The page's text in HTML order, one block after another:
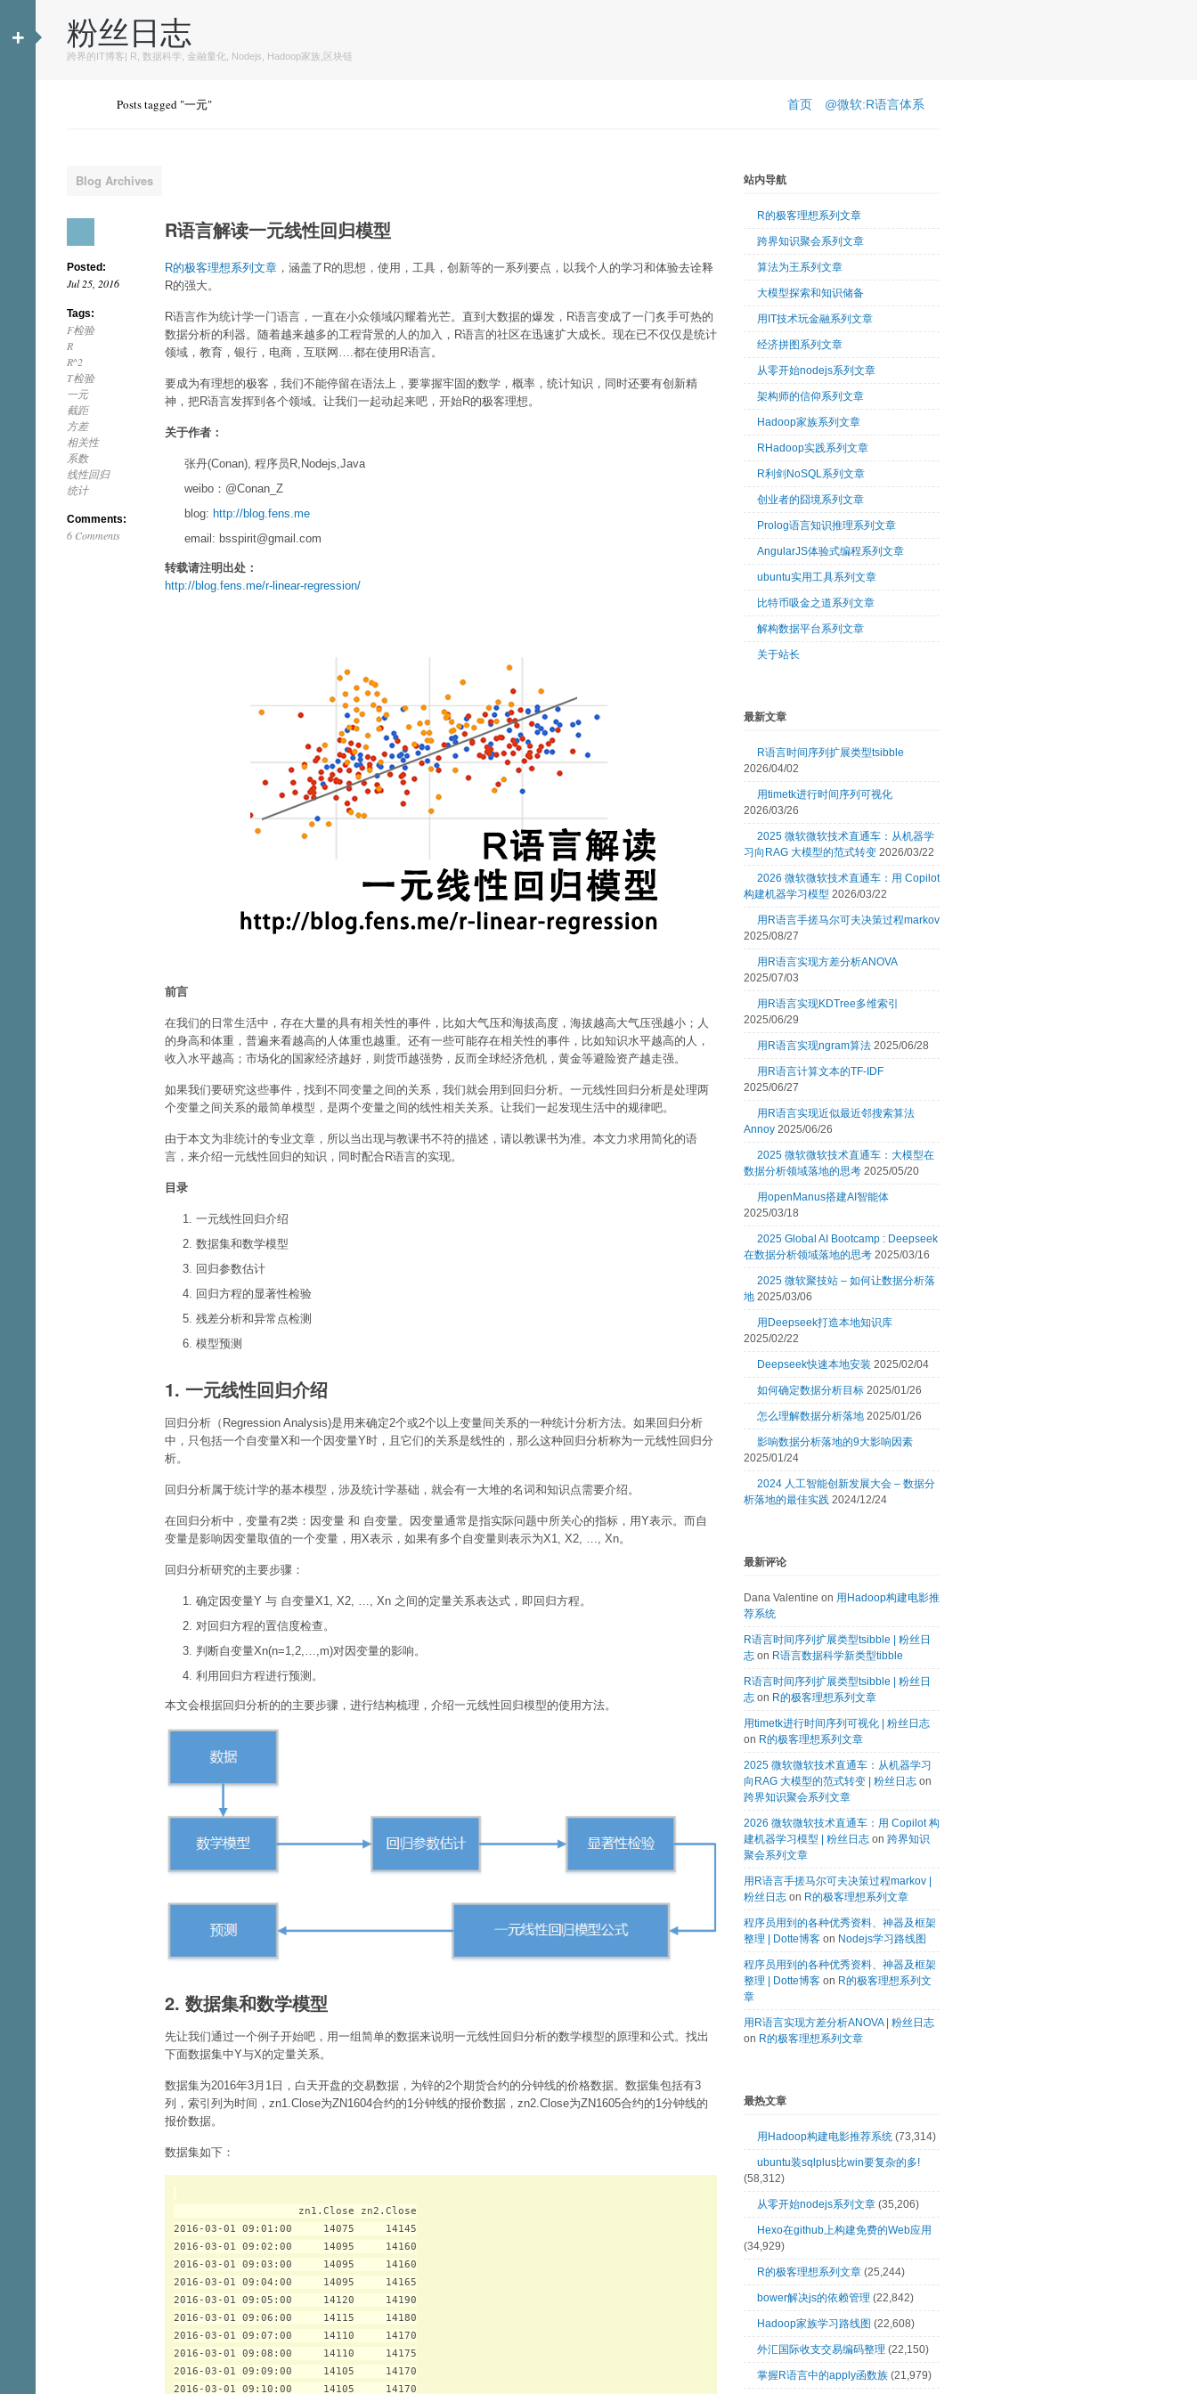
+ 粉丝日志
跨界的IT博客| R, 数据科学, 金融量化, Nodejs, Hadoop家族,区块链
Posts tagged "一元" 首页 @微软:R语言体系
Blog Archives
Posted:
Jul 25, 2016
Tags:
F检验
R
R^2
T检验
一元
截距
方差
相关性
系数
线性回归
统计
Comments:
6 Comments
R语言解读一元线性回归模型
R的极客理想系列文章 ，涵盖了R的思想，使用，工具，创新等的一系列要点，以我个人的学习和体验去诠释
R的强大。
R语言作为统计学一门语言，一直在小众领域闪耀着光芒。直到大数据的爆发，R语言变成了一门炙手可热的
数据分析的利器。随着越来越多的工程背景的人的加入，R语言的社区在迅速扩大成长。现在已不仅仅是统计
领域，教育，银行，电商，互联网….都在使用R语言。
要成为有理想的极客，我们不能停留在语法上，要掌握牢固的数学，概率，统计知识，同时还要有创新精
神，把R语言发挥到各个领域。让我们一起动起来吧，开始R的极客理想。
关于作者：
张丹(Conan), 程序员R,Nodejs,Java
weibo：@Conan_Z
blog: http://blog.fens.me
email: bsspirit@gmail.com
转载请注明出处：
http://blog.fens.me/r-linear-regression/
前言
在我们的日常生活中，存在大量的具有相关性的事件，比如大气压和海拔高度，海拔越高大气压强越小；人
的身高和体重，普遍来看越高的人体重也越重。还有一些可能存在相关性的事件，比如知识水平越高的人，
收入水平越高；市场化的国家经济越好，则货币越强势，反而全球经济危机，黄金等避险资产越走强。
如果我们要研究这些事件，找到不同变量之间的关系，我们就会用到回归分析。一元线性回归分析是处理两
个变量之间关系的最简单模型，是两个变量之间的线性相关关系。让我们一起发现生活中的规律吧。
由于本文为非统计的专业文章，所以当出现与教课书不符的描述，请以教课书为准。本文力求用简化的语
言，来介绍一元线性回归的知识，同时配合R语言的实现。
目录
一元线性回归介绍
数据集和数学模型
回归参数估计
回归方程的显著性检验
残差分析和异常点检测
模型预测
1. 一元线性回归介绍
回归分析（Regression Analysis)是用来确定2个或2个以上变量间关系的一种统计分析方法。如果回归分析
中，只包括一个自变量X和一个因变量Y时，且它们的关系是线性的，那么这种回归分析称为一元线性回归分
析。
回归分析属于统计学的基本模型，涉及统计学基础，就会有一大堆的名词和知识点需要介绍。
在回归分析中，变量有2类：因变量 和 自变量。因变量通常是指实际问题中所关心的指标，用Y表示。而自
变量是影响因变量取值的一个变量，用X表示，如果有多个自变量则表示为X1, X2, …, Xn。
回归分析研究的主要步骤：
确定因变量Y 与 自变量X1, X2, …, Xn 之间的定量关系表达式，即回归方程。
对回归方程的置信度检查。
判断自变量Xn(n=1,2,…,m)对因变量的影响。
利用回归方程进行预测。
本文会根据回归分析的的主要步骤，进行结构梳理，介绍一元线性回归模型的使用方法。
2. 数据集和数学模型
先让我们通过一个例子开始吧，用一组简单的数据来说明一元线性回归分析的数学模型的原理和公式。找出
下面数据集中Y与X的定量关系。
数据集为2016年3月1日，白天开盘的交易数据，为锌的2个期货合约的分钟线的价格数据。数据集包括有3
列，索引列为时间，zn1.Close为ZN1604合约的1分钟线的报价数据，zn2.Close为ZN1605合约的1分钟线的
报价数据。
数据集如下：
                    zn1.Close zn2.Close
2016-03-01 09:01:00     14075     14145
2016-03-01 09:02:00     14095     14160
2016-03-01 09:03:00     14095     14160
2016-03-01 09:04:00     14095     14165
2016-03-01 09:05:00     14120     14190
2016-03-01 09:06:00     14115     14180
2016-03-01 09:07:00     14110     14170
2016-03-01 09:08:00     14110     14175
2016-03-01 09:09:00     14105     14170
2016-03-01 09:10:00     14105     14170
站内导航
R的极客理想系列文章
跨界知识聚会系列文章
算法为王系列文章
大模型探索和知识储备
用IT技术玩金融系列文章
经济拼图系列文章
从零开始nodejs系列文章
架构师的信仰系列文章
Hadoop家族系列文章
RHadoop实践系列文章
R利剑NoSQL系列文章
创业者的囧境系列文章
Prolog语言知识推理系列文章
AngularJS体验式编程系列文章
ubuntu实用工具系列文章
比特币吸金之道系列文章
解构数据平台系列文章
关于站长
最新文章
R语言时间序列扩展类型tsibble
2026/04/02
用timetk进行时间序列可视化
2026/03/26
2025 微软微软技术直通车：从机器学
习向RAG 大模型的范式转变 2026/03/22
2026 微软微软技术直通车：用 Copilot
构建机器学习模型 2026/03/22
用R语言手搓马尔可夫决策过程markov
2025/08/27
用R语言实现方差分析ANOVA
2025/07/03
用R语言实现KDTree多维索引
2025/06/29
用R语言实现ngram算法 2025/06/28
用R语言计算文本的TF-IDF
2025/06/27
用R语言实现近似最近邻搜索算法
Annoy 2025/06/26
2025 微软微软技术直通车：大模型在
数据分析领域落地的思考 2025/05/20
用openManus搭建AI智能体
2025/03/18
2025 Global AI Bootcamp : Deepseek
在数据分析领域落地的思考 2025/03/16
2025 微软聚技站 – 如何让数据分析落
地 2025/03/06
用Deepseek打造本地知识库
2025/02/22
Deepseek快速本地安装 2025/02/04
如何确定数据分析目标 2025/01/26
怎么理解数据分析落地 2025/01/26
影响数据分析落地的9大影响因素
2025/01/24
2024 人工智能创新发展大会 – 数据分
析落地的最佳实践 2024/12/24
最新评论
Dana Valentine on 用Hadoop构建电影推
荐系统
R语言时间序列扩展类型tsibble | 粉丝日
志 on R语言数据科学新类型tibble
R语言时间序列扩展类型tsibble | 粉丝日
志 on R的极客理想系列文章
用timetk进行时间序列可视化 | 粉丝日志
on R的极客理想系列文章
2025 微软微软技术直通车：从机器学习
向RAG 大模型的范式转变 | 粉丝日志 on
跨界知识聚会系列文章
2026 微软微软技术直通车：用 Copilot 构
建机器学习模型 | 粉丝日志 on 跨界知识
聚会系列文章
用R语言手搓马尔可夫决策过程markov |
粉丝日志 on R的极客理想系列文章
程序员用到的各种优秀资料、神器及框架
整理 | Dotte博客 on Nodejs学习路线图
程序员用到的各种优秀资料、神器及框架
整理 | Dotte博客 on R的极客理想系列文
章
用R语言实现方差分析ANOVA | 粉丝日志
on R的极客理想系列文章
最热文章
用Hadoop构建电影推荐系统 (73,314)
ubuntu装sqlplus比win要复杂的多!
(58,312)
从零开始nodejs系列文章 (35,206)
Hexo在github上构建免费的Web应用
(34,929)
R的极客理想系列文章 (25,244)
bower解决js的依赖管理 (22,842)
Hadoop家族学习路线图 (22,608)
外汇国际收支交易编码整理 (22,150)
掌握R语言中的apply函数族 (21,979)